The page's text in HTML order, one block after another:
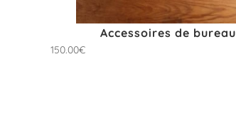
Accessoires de bureau
150.00€